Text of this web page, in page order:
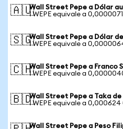
🇦🇺Wall Street Pepe a Dólar
1 WEPE equivale a
🇸🇬Wall Street Pepe a Dólar
1 WEPE equivale a
🇨🇭Wall Street Pepe a Franco
1 WEPE equivale a
🇧🇩Wall Street Pepe a Taka
1 WEPE equivale a 0,000624
Wall Street Pepe a Peso